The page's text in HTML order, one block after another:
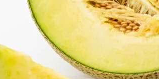
柿
びわ